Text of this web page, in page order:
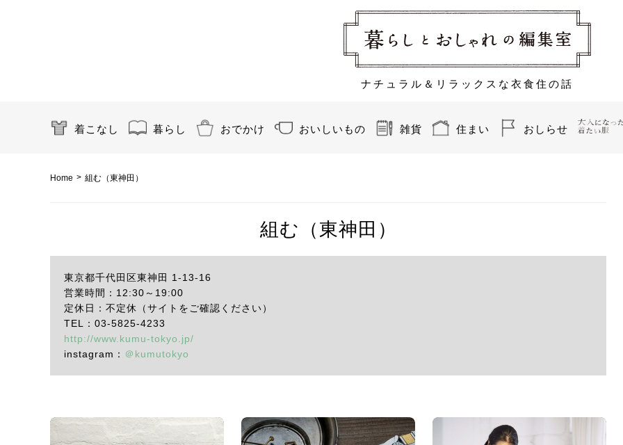
ナチュラル＆リラックスな衣食住の話
着こなし 暮らし おでかけ おいしいもの 雑貨 住まい おしらせ
Home > 組む（東神田）
組む（東神田）
東京都千代田区東神田 1-13-16
営業時間：12:30～19:00
定休日：不定休（サイトをご確認ください）
TEL：03-5825-4233
http://www.kumu-tokyo.jp/
instagram： ＠kumutokyo